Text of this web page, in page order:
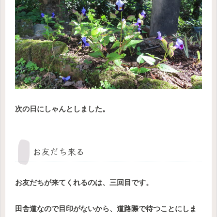
次の日にしゃんとしました。
お友だち来る
お友だちが来てくれるのは、三回目です。
田舎道なので目印がないから、道路際で待つことにしま